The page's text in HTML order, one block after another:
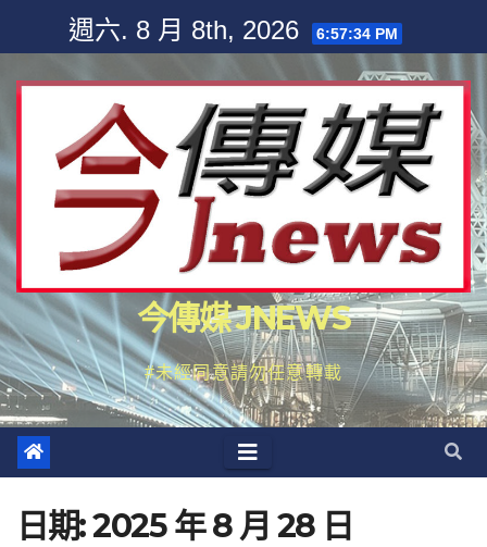
content
週六. 8 月 8th, 2026 6:57:36 PM
今傳媒 JNEWS
#未經同意請勿任意轉載
日期:2025 年 8 月 28 日